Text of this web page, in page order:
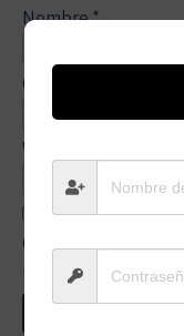
Nombre*
Correo electrónico
Web
Guarda mi nombre,
navegador para la